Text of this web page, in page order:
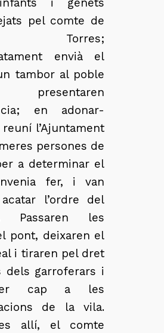
i genets
pel comte de
Torres;
envià el
tambor al poble
presentaren
en adonar-
reuní l’Ajuntament
persones de
a determinar el
fer, i van
l’ordre del
Passaren les
pont, deixaren el
i tiraren pel dret
dels garroferars i
cap a les
de la vila.
allí, el comte